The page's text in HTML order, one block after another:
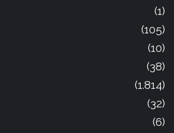
(1)
(105)
(10)
(38)
(1.814)
(32)
(6)